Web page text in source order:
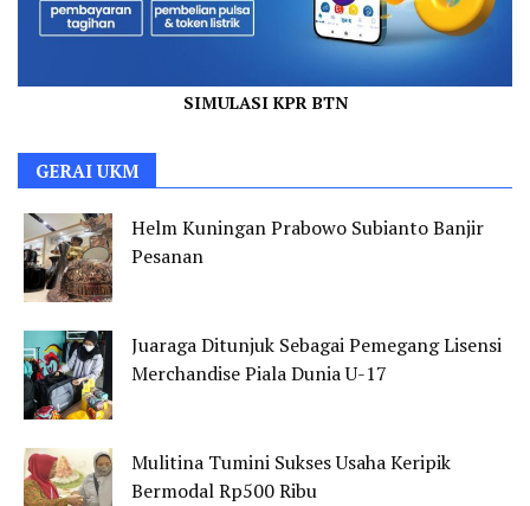
SIMULASI KPR BTN
GERAI UKM
Helm Kuningan Prabowo Subianto Banjir
Pesanan
Juaraga Ditunjuk Sebagai Pemegang Lisensi
Merchandise Piala Dunia U-17
Mulitina Tumini Sukses Usaha Keripik
Bermodal Rp500 Ribu